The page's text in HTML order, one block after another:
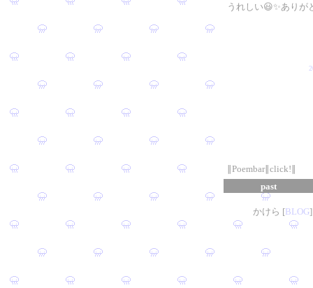
うれしい😃✨ありが
∥Poembar∥click!∥
past
かけら [BLOG